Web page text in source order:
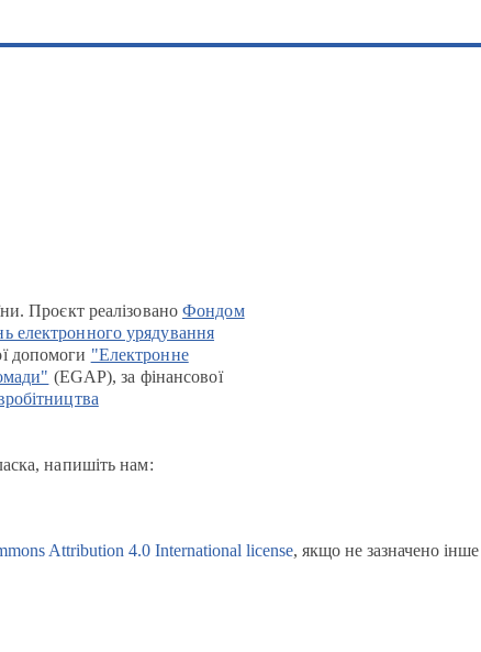
Проєкт реалізованоФондом
електронного урядування
допомоги "Електронне
(EGAP), за фінансової
напишіть нам:
Attribution 4.0 International license, якщо не зазначено інше